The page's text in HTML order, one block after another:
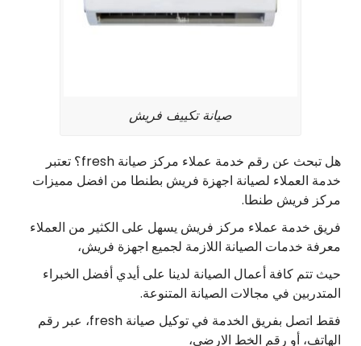
صيانة تكييف فريش
هل تبحث عن رقم خدمة عملاء مركز صيانة fresh؟ تعتبر
خدمة العملاء لصيانة اجهزة فريش بطنطا من افضل مميزات
مركز فريش طنطا.
فريق خدمة عملاء مركز فريش يسهل على الكثير من العملاء
معرفة خدمات الصيانة اللازمة لجميع اجهزة فريش،
حيث تتم كافة أعمال الصيانة لدينا على أيدي أفضل الخبراء
المتدربين في مجالات الصيانة المتنوعة.
فقط اتصل بفريق الخدمة في توكيل صيانة fresh، عبر رقم
الهاتف، أو رقم الخط الارضي،